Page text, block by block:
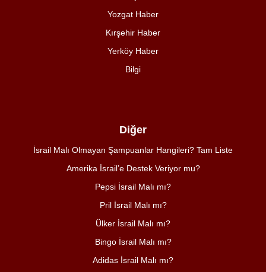
Yozgat Haber
Kırşehir Haber
Yerköy Haber
Bilgi
Diğer
İsrail Malı Olmayan Şampuanlar Hangileri? Tam Liste
Amerika İsrail’e Destek Veriyor mu?
Pepsi İsrail Malı mı?
Pril İsrail Malı mı?
Ülker İsrail Malı mı?
Bingo İsrail Malı mı?
Adidas İsrail Malı mı?